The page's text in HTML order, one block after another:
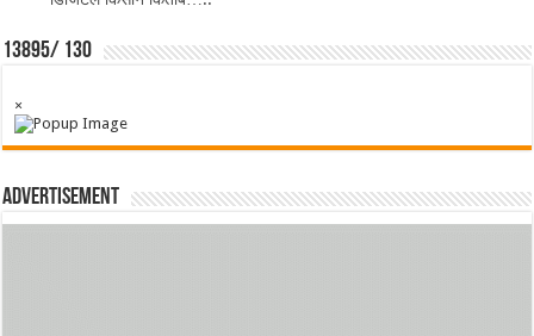
13895/ 130
×
Advertisement